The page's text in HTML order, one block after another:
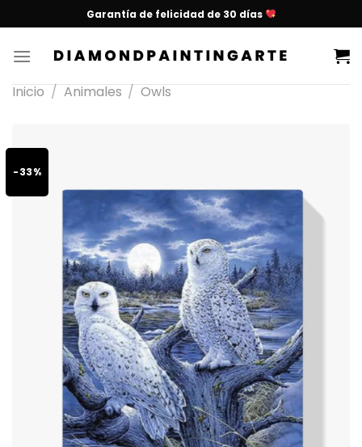
Garantía de felicidad de 30 días
Inicio / Animales / Owls
-33%